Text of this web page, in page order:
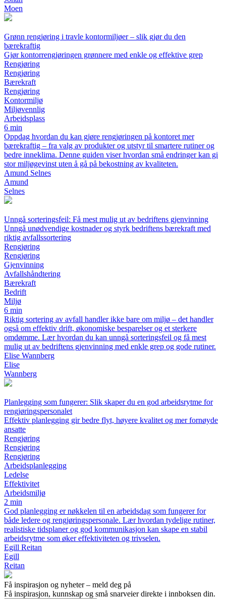
Moen
Grønn rengjøring i travle kontormiljøer – slik gjør du den
bærekraftig
Gjør kontorrengjøringen grønnere med enkle og effektive grep
Rengjøring
Rengjøring
Bærekraft
Rengjøring
Kontormiljø
Miljøvennlig
Arbeidsplass
6 min
Oppdag hvordan du kan gjøre rengjøringen på kontoret mer
bærekraftig – fra valg av produkter og utstyr til smartere rutiner og
bedre inneklima. Denne guiden viser hvordan små endringer kan gi
stor miljøgevinst uten å gå på bekostning av kvaliteten.
Amund Selnes
Amund
Selnes
Unngå sorteringsfeil: Få mest mulig ut av bedriftens gjenvinning
Unngå unødvendige kostnader og styrk bedriftens bærekraft med
riktig avfallssortering
Rengjøring
Rengjøring
Gjenvinning
Avfallshåndtering
Bærekraft
Bedrift
Miljø
6 min
Riktig sortering av avfall handler ikke bare om miljø – det handler
også om effektiv drift, økonomiske besparelser og et sterkere
omdømme. Lær hvordan du kan unngå sorteringsfeil og få mest
mulig ut av bedriftens gjenvinning med enkle grep og gode rutiner.
Elise Wannberg
Elise
Wannberg
Planlegging som fungerer: Slik skaper du en god arbeidsrytme for
rengjøringspersonalet
Effektiv planlegging gir bedre flyt, høyere kvalitet og mer fornøyde
ansatte
Rengjøring
Rengjøring
Rengjøring
Arbeidsplanlegging
Ledelse
Effektivitet
Arbeidsmiljø
2 min
God planlegging er nøkkelen til en arbeidsdag som fungerer for
både ledere og rengjøringspersonale. Lær hvordan tydelige rutiner,
realistiske tidsplaner og god kommunikasjon kan skape en stabil
arbeidsrytme som øker effektiviteten og trivselen.
Egill Reitan
Egill
Reitan
Få inspirasjon og nyheter – meld deg på
Få inspirasjon, kunnskap og små snarveier direkte i innboksen din.